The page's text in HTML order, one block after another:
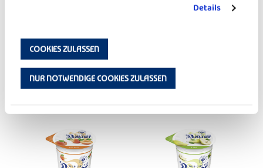
Details
COOKIES ZULASSEN
NUR NOTWENDIGE COOKIES ZULASSEN
BOURBON VANILLE
ZITRONE